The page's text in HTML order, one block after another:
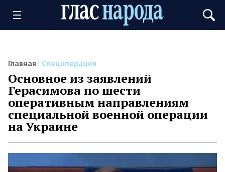
Главная Спецоперация
Основное из заявлений
Герасимова по шести
оперативным направлениям
специальной военной операции
на Украине